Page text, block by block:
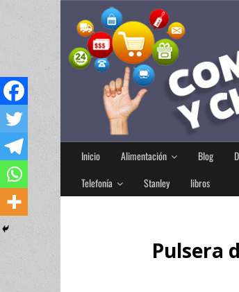
Inicio Alimentación Blog
Telefonía
Stanley libros
Pulsera